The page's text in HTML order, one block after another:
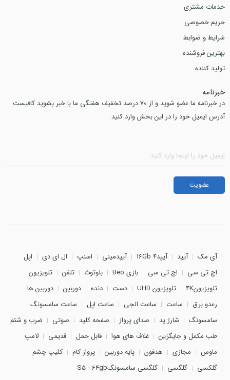
خدمات مشتری
حریم خصوصی
شرایط و ضوابط
بهترین فروشنده
تولید کننده
خبرنامه
در خبرنامه ما عضو شوید و از 70 درصد تخفیف هفتگی ما با خبر بشوید کافیست
آدرس ایمیل خود را در این بخش وارد کنید.
آی مک آیپد آیپد4 16Gb آیپدمینی اسنپ ال ای دی
اپل
اچ تی سی
اچ تی سی بازی Beo بلوتوث تلفن
تلویزیون
تلویزیون4K
تلویزیون UHD دست دنده دوربین
دوربین ها
رعدو برق
ساعت ساعت الجی ساعت اپل
ساعت سامسونگ
سامسونگ
شارژ پد صدای پرواز صفحه کلید صوتی
ضرب و شتم
طب مکمل و جایگزین
غلاف های هوا قابل حمل قدیمی
لامپ
ماوس
مجازی هدفون پایه دوربین پرواز کام
کلیپ چشم
گلکسی
گلگسی
گلگسی سامسونگS5 - 64gb